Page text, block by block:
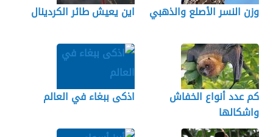
وزن النسر الأصلع والذهبي اين يعيش طائر الكردينال
كم عدد أنواع الخفاش
واشكالها
اذكى ببغاء في العالم